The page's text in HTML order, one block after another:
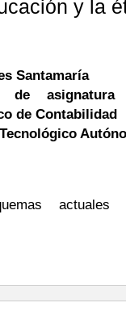
y la
Santamaría
de asignatura
de Contabilidad